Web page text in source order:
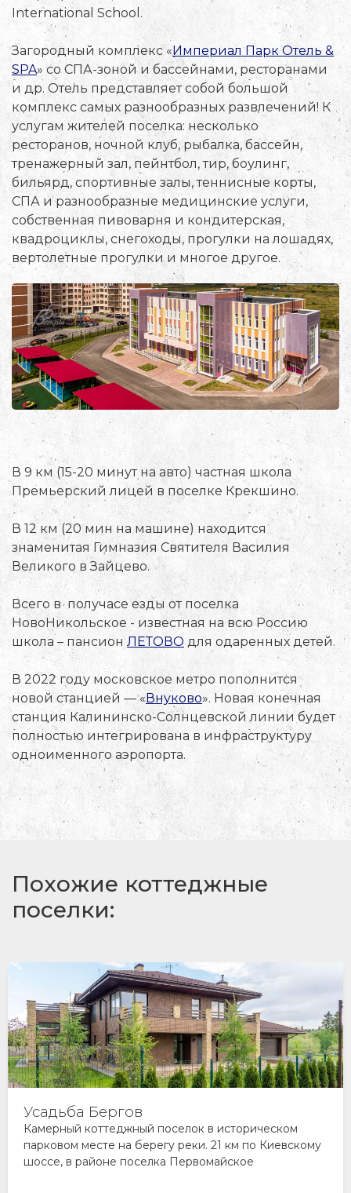
International School.
Загородный комплекс «Империал Парк Отель &
SPA» со СПА-зоной и бассейнами, ресторанами
и др. Отель представляет собой большой
комплекс самых разнообразных развлечений! К
услугам жителей поселка: несколько
ресторанов, ночной клуб, рыбалка, бассейн,
тренажерный зал, пейнтбол, тир, боулинг,
бильярд, спортивные залы, теннисные корты,
СПА и разнообразные медицинские услуги,
собственная пивоварня и кондитерская,
квадроциклы, снегоходы, прогулки на лошадях,
вертолетные прогулки и многое другое.
В 9 км (15-20 минут на авто) частная школа
Премьерский лицей в поселке Крекшино.
В 12 км (20 мин на машине) находится
знаменитая Гимназия Святителя Василия
Великого в Зайцево.
Всего в получасе езды от поселка
НовоНикольское - известная на всю Россию
школа – пансион ЛЕТОВО для одаренных детей.
В 2022 году московское метро пополнится
новой станцией — «Внуково». Новая конечная
станция Калининско-Солнцевской линии будет
полностью интегрирована в инфраструктуру
одноименного аэропорта.
Похожие коттеджные
поселки:
Усадьба Бергов
Камерный коттеджный поселок в историческом
парковом месте на берегу реки. 21 км по Киевскому
шоссе, в районе поселка Первомайское